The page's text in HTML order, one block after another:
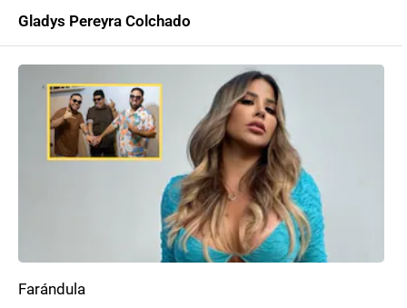
Gladys Pereyra Colchado
Farándula